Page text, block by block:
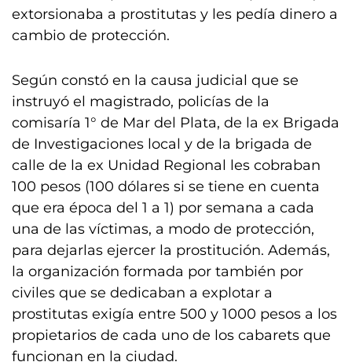
extorsionaba a prostitutas y les pedía dinero a
cambio de protección.
Según constó en la causa judicial que se
instruyó el magistrado, policías de la
comisaría 1° de Mar del Plata, de la ex Brigada
de Investigaciones local y de la brigada de
calle de la ex Unidad Regional les cobraban
100 pesos (100 dólares si se tiene en cuenta
que era época del 1 a 1) por semana a cada
una de las víctimas, a modo de protección,
para dejarlas ejercer la prostitución. Además,
la organización formada por también por
civiles que se dedicaban a explotar a
prostitutas exigía entre 500 y 1000 pesos a los
propietarios de cada uno de los cabarets que
funcionan en la ciudad.